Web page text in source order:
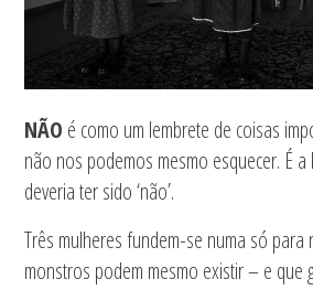
NÃO é como um lembrete de coisas
não nos podemos mesmo esquecer. É a
deveria ter sido ‘não’.
Três mulheres fundem-se numa só para
monstros podem mesmo existir – e que